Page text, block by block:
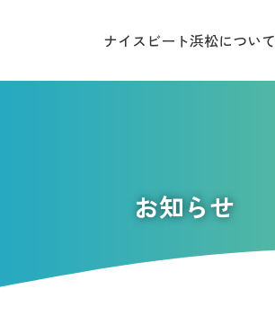
ナイスビート浜松について
お知らせ